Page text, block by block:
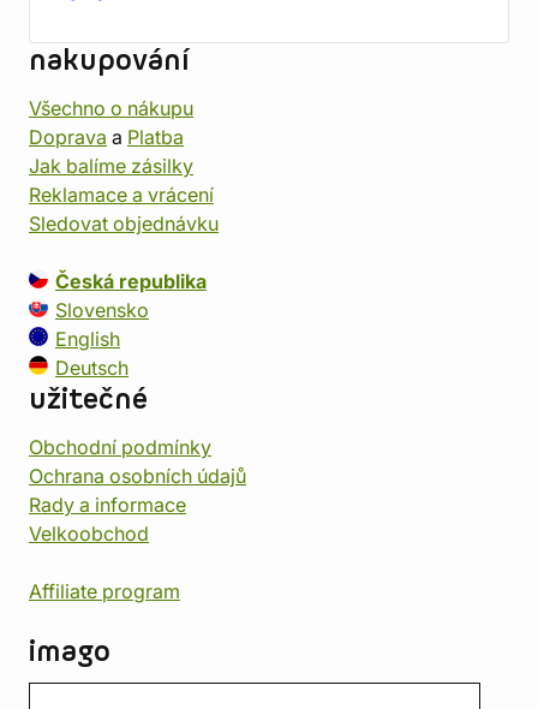
nakupování
Všechno o nákupu
Doprava a Platba
Jak balíme zásilky
Reklamace a vrácení
Sledovat objednávku
Česká republika
Slovensko
English
Deutsch
užitečné
Obchodní podmínky
Ochrana osobních údajů
Rady a informace
Velkoobchod
Affiliate program
imago